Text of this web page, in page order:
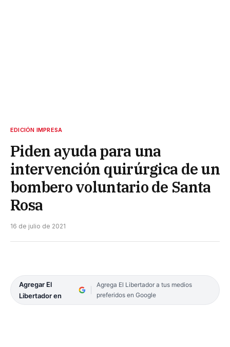
EDICIÓN IMPRESA
Piden ayuda para una
intervención quirúrgica de un
bombero voluntario de Santa
Rosa
16 de julio de 2021
Agregar El
Libertador en
Agrega El Libertador a tus medios
preferidos en Google